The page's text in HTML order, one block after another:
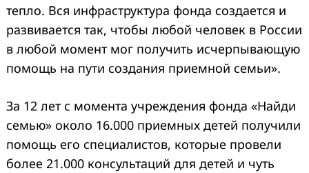
тепло. Вся инфраструктура фонда создается и
развивается так, чтобы любой человек в России
в любой момент мог получить исчерпывающую
помощь на пути создания приемной семьи».
За 12 лет с момента учреждения фонда «Найди
семью» около 16.000 приемных детей получили
помощь его специалистов, которые провели
более 21.000 консультаций для детей и чуть